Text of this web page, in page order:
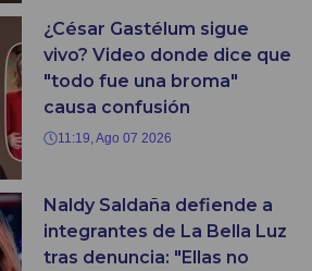
¿César Gastélum sigue
vivo? Video donde dice que
"todo fue una broma"
causa confusión
11:19, Ago 07 2026
Naldy Saldaña defiende a
integrantes de La Bella Luz
tras denuncia: "Ellas no